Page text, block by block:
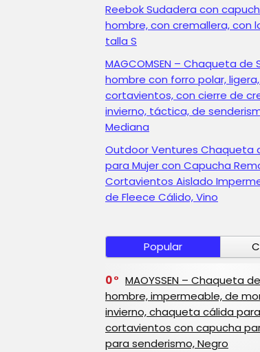
Reebok Sudadera con
hombre, con cremallera, con
talla S
MAGCOMSEN – Chaqueta de
hombre con forro polar,
cortavientos, con cierre de
invierno, táctica, de
Mediana
Outdoor Ventures Chaqueta
para Mujer con Capucha
Cortavientos Aislado
de Fleece Cálido, Vino
Popular
0
MAOYSSEN – Chaqueta
hombre, impermeable, de
invierno, chaqueta cálida
cortavientos con capucha
para senderismo, Negro